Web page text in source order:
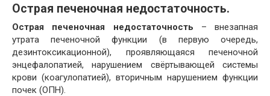
Острая печеночная недостаточность.
Острая печеночная недостаточность – внезапная
утрата печеночной функции (в первую очередь,
дезинтоксикационной), проявляющаяся печеночной
энцефалопатией, нарушением свёртывающей системы
крови (коагулопатией), вторичным нарушением функции
почек (ОПН).